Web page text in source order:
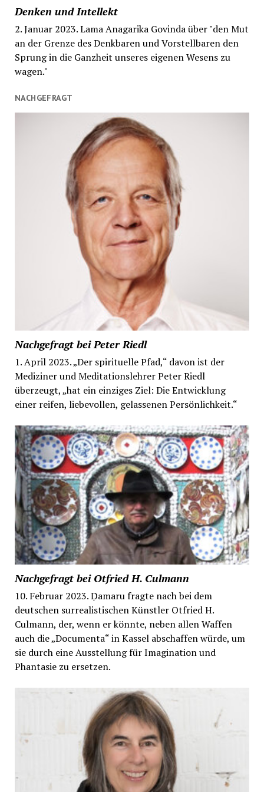
Denken und Intellekt
2. Januar 2023. Lama Anagarika Govinda über "den Mut
an der Grenze des Denkbaren und Vorstellbaren den
Sprung in die Ganzheit unseres eigenen Wesens zu
wagen."
NACHGEFRAGT
Nachgefragt bei Peter Riedl
1. April 2023. „Der spirituelle Pfad,“ davon ist der
Mediziner und Meditationslehrer Peter Riedl
überzeugt, „hat ein einziges Ziel: Die Entwicklung
einer reifen, liebevollen, gelassenen Persönlichkeit.“
Nachgefragt bei Otfried H. Culmann
10. Februar 2023. Ḍamaru fragte nach bei dem
deutschen surrealistischen Künstler Otfried H.
Culmann, der, wenn er könnte, neben allen Waffen
auch die „Documenta“ in Kassel abschaffen würde, um
sie durch eine Ausstellung für Imagination und
Phantasie zu ersetzen.